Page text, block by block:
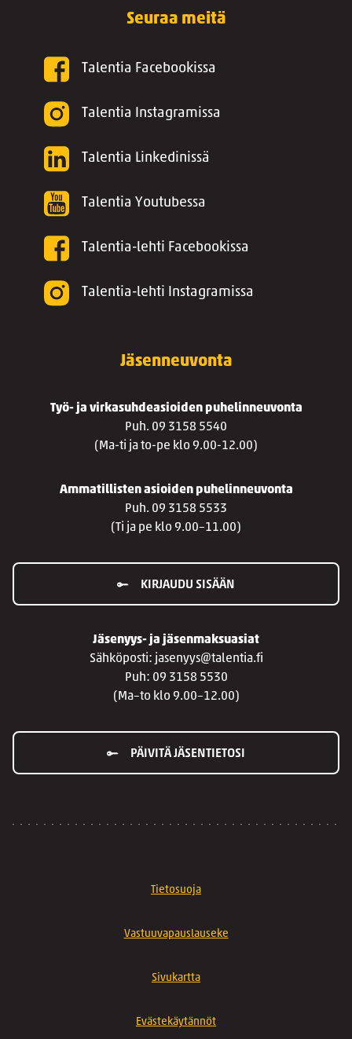
Seuraa meitä
Talentia Facebookissa
Talentia Instagramissa
Talentia Linkedinissä
Talentia Youtubessa
Talentia-lehti Facebookissa
Talentia-lehti Instagramissa
Jäsenneuvonta
Työ- ja virkasuhdeasioiden puhelinneuvonta
Puh. 09 3158 5540
(Ma-ti ja to-pe klo 9.00-12.00)
Ammatillisten asioiden puhelinneuvonta
Puh. 09 3158 5533
(Ti ja pe klo 9.00–11.00)
KIRJAUDU SISÄÄN
Jäsenyys- ja jäsenmaksuasiat
Sähköposti: jasenyys@talentia.fi
Puh: 09 3158 5530
(Ma–to klo 9.00–12.00)
PÄIVITÄ JÄSENTIETOSI
Tietosuoja
Vastuuvapauslauseke
Sivukartta
Evästekäytännöt